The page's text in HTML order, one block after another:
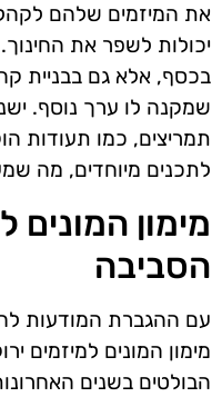
את המיזמים שלהם
יכולות לשפר את
בכסף, אלא גם בבניית
שמקנה לו ערך נוסף.
תמריצים, כמו תעודות
לתכנים מיוחדים, מה
מימון המונים
הסביבה
עם ההגברת המודעות
מימון המונים למיזמים
הבולטים בשנים